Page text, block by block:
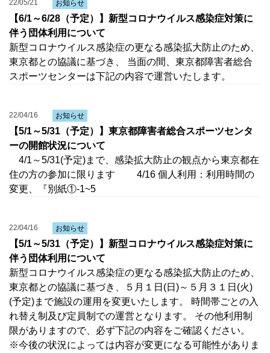
22/05/21 お知らせ
【6/1～6/28（予定）】新型コロナウイルス感染症対策に
伴う団体利用について
新型コロナウイルス感染症の更なる感染拡大防止のため、
東京都との協議に基づき、 当面の間、東京都障害者総合
スポーツセンターは下記の内容で運営いたします。
22/04/16 お知らせ
【5/1～5/31（予定）】東京都障害者総合スポーツセンタ
ーの開館状況について
4/1～5/31(予定)まで、感染拡大防止の観点から東京都在
住の方の参加に限ります 4/16 個人利用：利用時間の
変更、『別紙①-1~5
22/04/16 お知らせ
【5/1～5/31（予定）】新型コロナウイルス感染症対策に
伴う団体利用について
新型コロナウイルス感染症の更なる感染拡大防止のため、
東京都との協議に基づき、５月１日(日)～５月３１日(火)
(予定)まで施設の運用を変更いたします。 時間帯ごとの入
れ替え制及び定員制での運営となります。 その他利用制
限がありますので、必ず下記の内容をご確認ください。
※今後の状況によっては内容が変更になる可能性がありま